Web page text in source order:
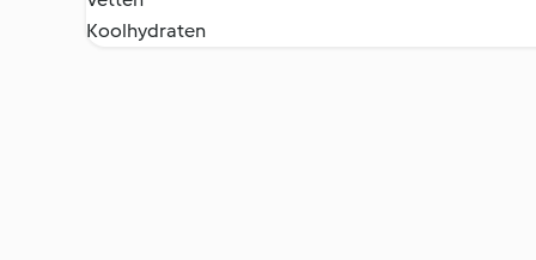
Koolhydraten